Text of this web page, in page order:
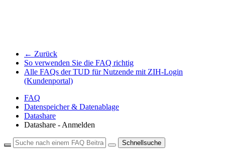
← Zurück
So verwenden Sie die FAQ richtig
Alle FAQs der TUD für Nutzende mit ZIH-Login
(Kundenportal)
FAQ
Datenspeicher & Datenablage
Datashare
Datashare - Anmelden
Schnellsuche